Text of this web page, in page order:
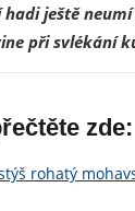
ještě
při svlékání
zde:
rohatý